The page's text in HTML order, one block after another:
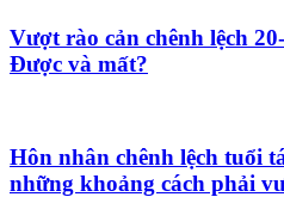
Vượt rào cản chênh lệch
Được và mất?
Hôn nhân chênh lệch tuổi
những khoảng cách phải